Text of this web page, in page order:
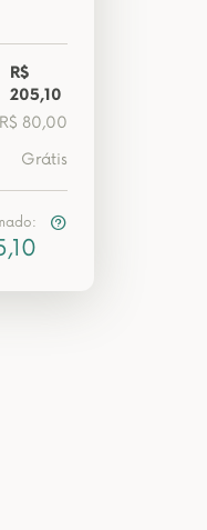
R$
205,10
R$ 80,00
Grátis